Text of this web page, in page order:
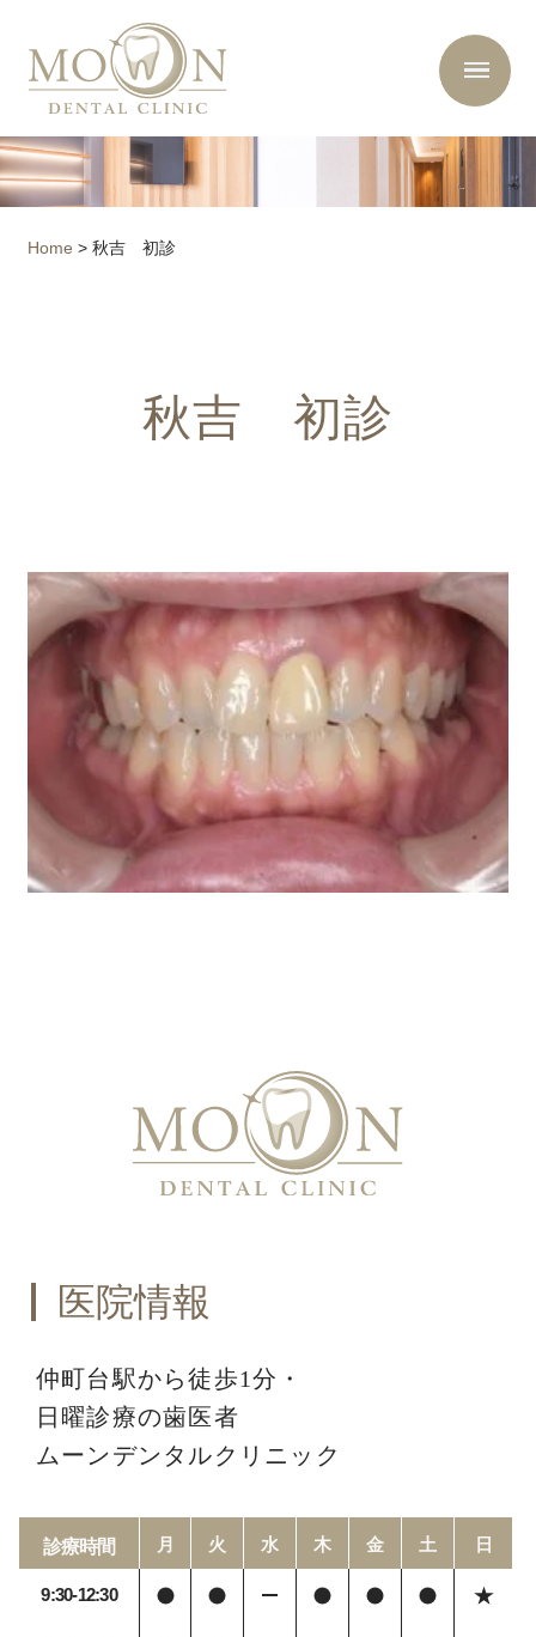
Home > 秋吉 初診
秋吉 初診
医院情報
仲町台駅から徒歩1分・
日曜診療の歯医者
ムーンデンタルクリニック
診療時間 月 火 水 木 金 土 日
9:30-12:30